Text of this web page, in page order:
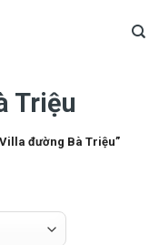
Triệu
đường Bà Triệu”